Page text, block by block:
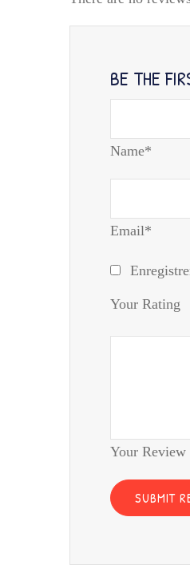
BE THE
Name*
Email*
Your Rating
Your Review